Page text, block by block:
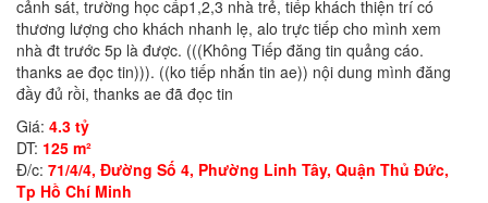
cảnh sát, trường học cấp1,2,3 nhà trẻ, tiếp khách thiện trí có
thương lượng cho khách nhanh lẹ, alo trực tiếp cho mình xem
nhà đt trước 5p là được. (((Không Tiếp đăng tin quảng cáo.
thanks ae đọc tin))). ((ko tiếp nhắn tin ae)) nội dung mình đăng
đầy đủ rồi, thanks ae đã đọc tin
Giá: 4.3 tỷ
DT: 125 m²
Đ/c: 71/4/4, Đường Số 4, Phường Linh Tây, Quận Thủ Đức,
Tp Hồ Chí Minh